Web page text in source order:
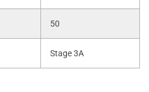
50
Stage 3A